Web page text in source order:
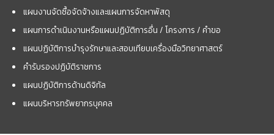
แผนงานจัดซื้อจัดจ้างและแผนการจัดหาพัสดุ
แผนการดำเนินงานหรือแผนปฏิบัติการอื่น / โครงการ / คำขอ
แผนปฏิบัติการบำรุงรักษาและสอบเทียบเครื่องมือวิทยาศาสตร์
คำรับรองปฏิบัติราชการ
แผนปฏิบัติการด้านดิจิทัล
แผนบริหารทรัพยากรบุคคล